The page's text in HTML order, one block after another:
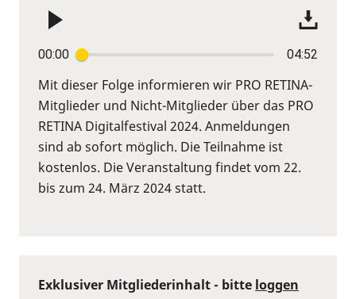
00:00 04:52
Mit dieser Folge informieren wir PRO RETINA-
Mitglieder und Nicht-Mitglieder über das PRO
RETINA Digitalfestival 2024. Anmeldungen
sind ab sofort möglich. Die Teilnahme ist
kostenlos. Die Veranstaltung findet vom 22.
bis zum 24. März 2024 statt.
Exklusiver Mitgliederinhalt - bitte loggen